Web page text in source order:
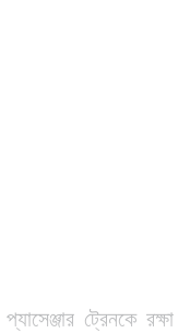
ট্রেনকে রক্ষা